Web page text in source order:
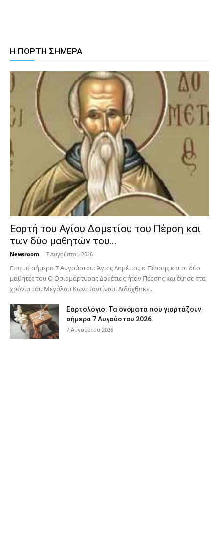
Η ΓΙΟΡΤΗ ΣΗΜΕΡΑ
Εορτή του Αγίου Δομετίου του Πέρση και
των δύο μαθητών του...
Newsroom - 7 Αυγούστου 2026
Γιορτή σήμερα 7 Αυγούστου: Άγιος Δομέτιος ο Πέρσης και οι δύο
μαθητές του Ο Oσιομάρτυρας Δομέτιος ήταν Πέρσης και έζησε στα
χρόνια του Μεγάλου Κωνσταντίνου. Διδάχθηκε...
Εορτολόγιο: Τα ονόματα που γιορτάζουν
σήμερα 7 Αυγούστου 2026
7 Αυγούστου 2026